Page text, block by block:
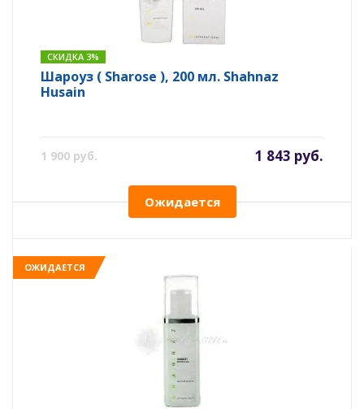
СКИДКА 3%
Шароуз ( Sharose ), 200 мл. Shahnaz
Husain
1 900 руб. 1 843 руб.
Ожидается
ОЖИДАЕТСЯ